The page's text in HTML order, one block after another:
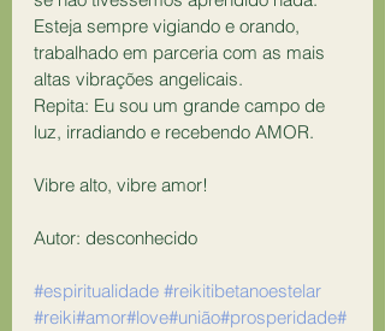
Esteja sempre vigiando e orando,
trabalhado em parceria com as mais
altas vibrações angelicais.
Repita: Eu sou um grande campo de
luz, irradiando e recebendo AMOR.
Vibre alto, vibre amor!
Autor: desconhecido
#espiritualidade #reikitibetanoestelar
#reiki#amor#love#união#prosperidade#